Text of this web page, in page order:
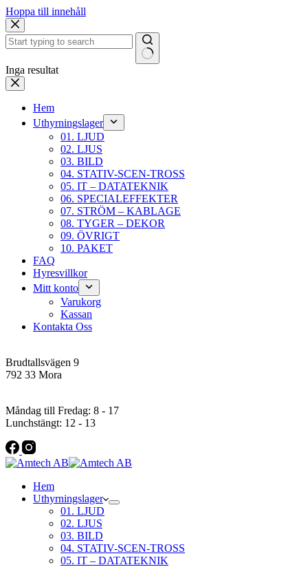
Hoppa till innehåll
Inga resultat
Hem
Uthyrningslager
01. LJUD
02. LJUS
03. BILD
04. STATIV-SCEN-TROSS
05. IT – DATATEKNIK
06. SPECIALEFFEKTER
07. STRÖM – KABLAGE
08. TYGER – DEKOR
09. ÖVRIGT
10. PAKET
FAQ
Hyresvillkor
Mitt konto
Varukorg
Kassan
Kontakta Oss
Brudtallsvägen 9
792 33 Mora
Måndag till Fredag: 8 - 17
Lunchstängt: 12 - 13
Hem
Uthyrningslager
01. LJUD
02. LJUS
03. BILD
04. STATIV-SCEN-TROSS
05. IT – DATATEKNIK